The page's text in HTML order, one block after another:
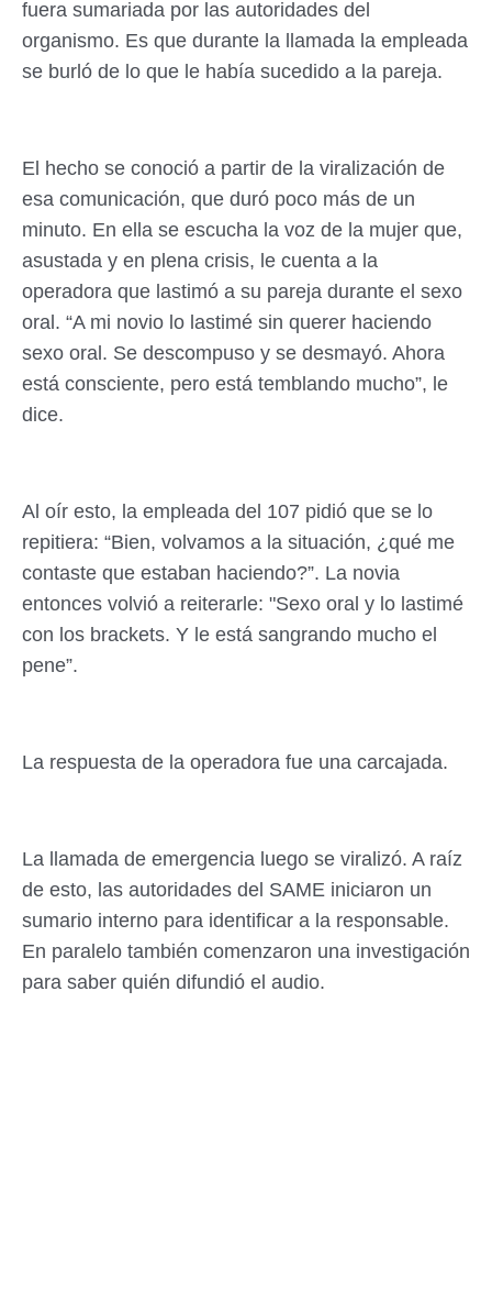
fuera sumariada por las autoridades del
organismo. Es que durante la llamada la empleada
se burló de lo que le había sucedido a la pareja.
El hecho se conoció a partir de la viralización de
esa comunicación, que duró poco más de un
minuto. En ella se escucha la voz de la mujer que,
asustada y en plena crisis, le cuenta a la
operadora que lastimó a su pareja durante el sexo
oral. “A mi novio lo lastimé sin querer haciendo
sexo oral. Se descompuso y se desmayó. Ahora
está consciente, pero está temblando mucho”, le
dice.
Al oír esto, la empleada del 107 pidió que se lo
repitiera: “Bien, volvamos a la situación, ¿qué me
contaste que estaban haciendo?”. La novia
entonces volvió a reiterarle: "Sexo oral y lo lastimé
con los brackets. Y le está sangrando mucho el
pene”.
La respuesta de la operadora fue una carcajada.
La llamada de emergencia luego se viralizó. A raíz
de esto, las autoridades del SAME iniciaron un
sumario interno para identificar a la responsable.
En paralelo también comenzaron una investigación
para saber quién difundió el audio.